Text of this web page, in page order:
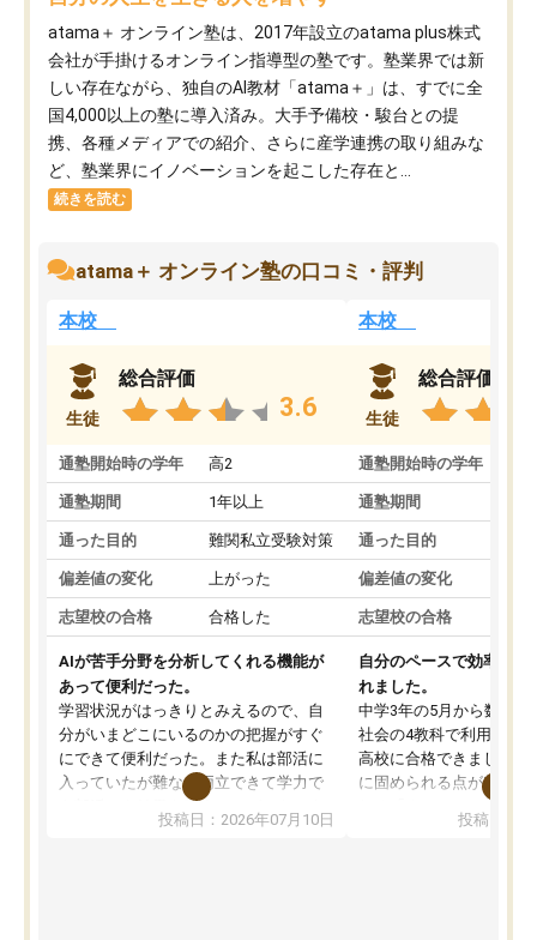
atama＋ オンライン塾は、2017年設立のatama plus株式
会社が手掛けるオンライン指導型の塾です。塾業界では新
しい存在ながら、独自のAI教材「atama＋」は、すでに全
国4,000以上の塾に導入済み。大手予備校・駿台との提
携、各種メディアでの紹介、さらに産学連携の取り組みな
ど、塾業界にイノベーションを起こした存在と...
続きを読む
atama＋ オンライン塾の口コミ・評判
本校
生徒
総合評価
3.6
通塾開始時の学年 高2
通塾期間 1年以上
通った目的 難関私立受験対策
偏差値の変化 上がった
志望校の合格 合格した
AIが苦手分野を分析してくれる機能が
あって便利だった。
学習状況がはっきりとみえるので、自
分がいまどこにいるのかの把握がすぐ
にできて便利だった。また私は部活に
入っていたが難なく両立できて学力で
も部活でも結果を残すことができてよ
かった。また問題演習の際に、自分が
投稿日：2026年07月10日
本校
生徒
総合評価
通塾開始時の学年
通塾期間
通った目的
偏差値の変化
志望校の合格
自分のペースで効率よく
れました。
中学3年の5月から数学・
社会の4教科で利用し、
高校に合格できました。
に固められる点が魅力で
項目のおかげで、手軽
投稿日：